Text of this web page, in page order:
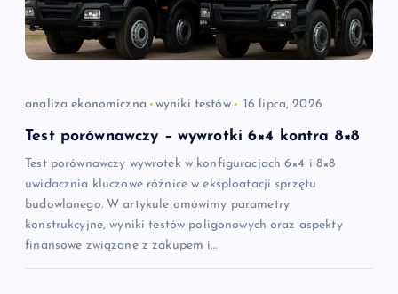
analiza ekonomiczna wyniki testów 16 lipca, 2026
Test porównawczy – wywrotki 6×4 kontra 8×8
Test porównawczy wywrotek w konfiguracjach 6×4 i 8×8
uwidacznia kluczowe różnice w eksploatacji sprzętu
budowlanego. W artykule omówimy parametry
konstrukcyjne, wyniki testów poligonowych oraz aspekty
finansowe związane z zakupem i…